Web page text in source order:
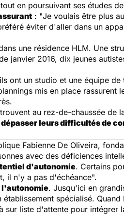
en poursuivant ses études
: "Je voulais être plus
éviter d'aller dans un
une résidence HLM. Une
janvier 2016, dix jeunes
ont un studio et une équipe
mis en place
au rez-de-chaussée de
dépasser leurs difficultés de
Fabienne De Oliveira,
avec des déficiences
d'autonomie. Certains
il n'y a pas d'échéance".
l'autonomie. Jusqu'ici en
spécialisé.
sur liste d'attente pour intégrer